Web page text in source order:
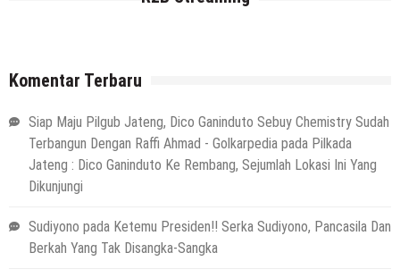
Komentar Terbaru
Siap Maju Pilgub Jateng, Dico Ganinduto Sebuy Chemistry Sudah
Terbangun Dengan Raffi Ahmad - Golkarpedia pada Pilkada
Jateng : Dico Ganinduto Ke Rembang, Sejumlah Lokasi Ini Yang
Dikunjungi
Sudiyono pada Ketemu Presiden!! Serka Sudiyono, Pancasila Dan
Berkah Yang Tak Disangka-Sangka